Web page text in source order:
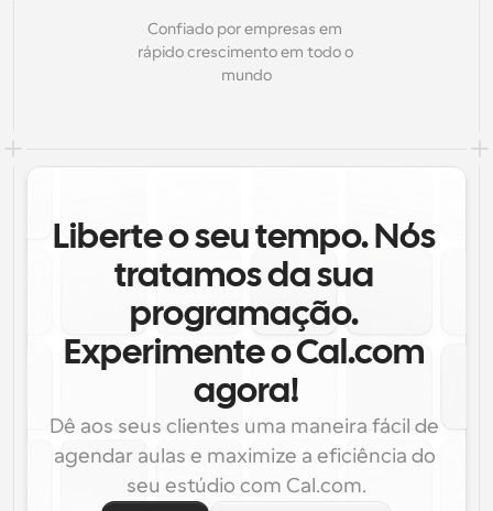
Confiado por empresas em
rápido crescimento em todo o
mundo
Liberte o seu tempo. Nós
tratamos da sua
programação.
Experimente o Cal.com
agora!
Dê aos seus clientes uma maneira fácil de
agendar aulas e maximize a eficiência do
seu estúdio com Cal.com.